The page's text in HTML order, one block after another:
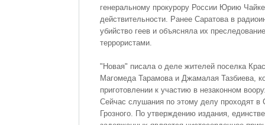
генеральному прокурору России Юрию
действительности. Ранее Саратова в
убийство геев и объясняла их
террористами.
"Новая" писала о деле жителей поселка
Магомеда Тарамова и Джамалая Тазбиева,
приготовлении к участию в незаконном
Сейчас слушания по этому делу проходят в
Грозного. По утверждению издания,